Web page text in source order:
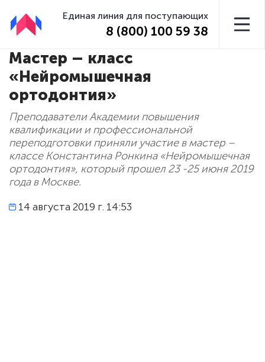
Единая линия для поступающих
8 (800) 100 59 38
Мастер – класс
«Нейромышечная
ортодонтия»
Преподаватели Академии повышения
квалификации и профессиональной
переподготовки приняли участие в мастер –
классе Константина Ронкина «Нейромышечная
ортодонтия», который прошел 23 -25 июня 2019
года в Москве.
14 августа 2019 г. 14:53